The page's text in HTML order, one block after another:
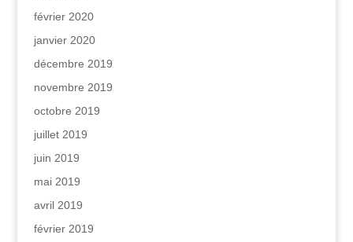
février 2020
janvier 2020
décembre 2019
novembre 2019
octobre 2019
juillet 2019
juin 2019
mai 2019
avril 2019
février 2019